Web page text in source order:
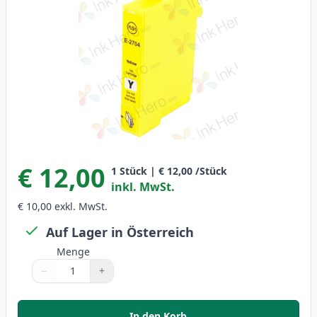
€ 12,00 1 Stück | € 12,00 /Stück
inkl. MwSt.
€ 10,00 exkl. MwSt.
Auf Lager in Österreich
Menge
Menge
Verwenden Sie die Tasten, um anzupassen
− +
Menge 1